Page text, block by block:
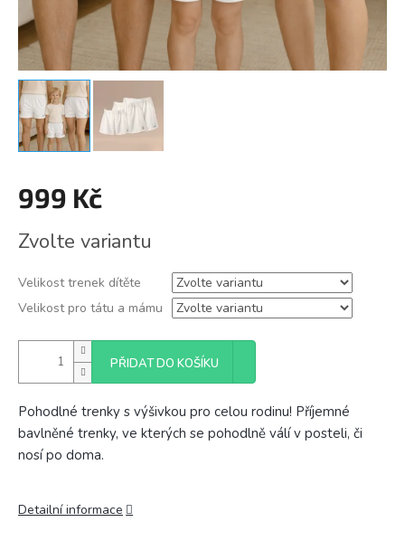
999 Kč
cena:
Zvolte variantu
Velikost trenek dítěte
Velikost pro tátu a mámu
PŘIDAT DO KOŠÍKU
Pohodlné trenky s výšivkou pro celou rodinu! Příjemné
bavlněné trenky, ve kterých se pohodlně válí v posteli, či
nosí po doma.
Detailní informace